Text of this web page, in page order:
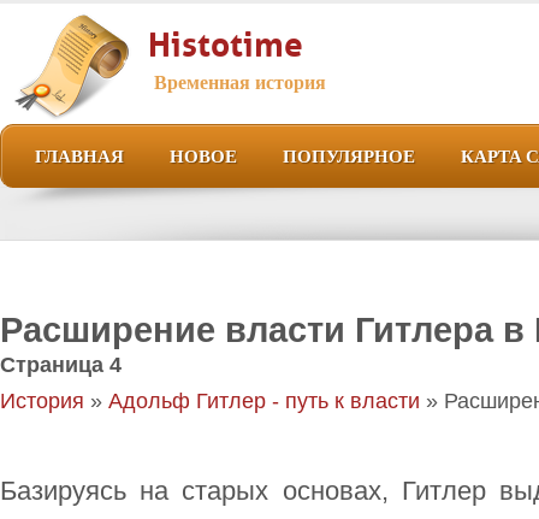
Histotime
Временная история
ГЛАВНАЯ НОВОЕ ПОПУЛЯРНОЕ КАРТА
Рас­ши­ре­ние вла­сти Гит­ле­ра в
Страница 4
История » Адольф Гитлер - путь к власти »
Ба­зи­ру­ясь на ста­рых ос­но­вах, Гит­лер